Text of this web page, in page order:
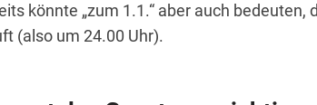
könnte „zum 1.1.“ aber auch
(also um 24.00 Uhr).